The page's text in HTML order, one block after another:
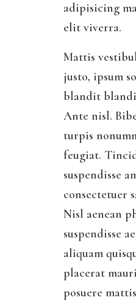
adipisicing
elit viverra.
Mattis
justo, ipsum
blandit
Ante nisl.
turpis
feugiat.
suspendisse
consectetuer
Nisl aenean
suspendisse
aliquam
placerat
posuere